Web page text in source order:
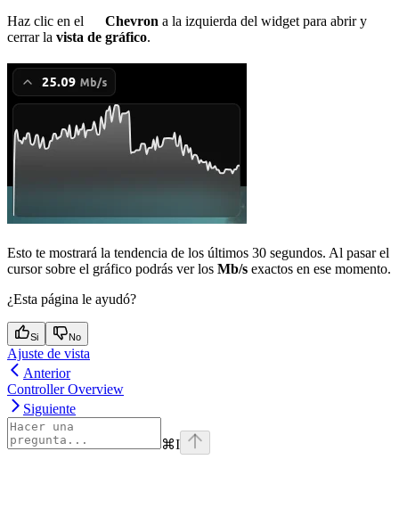
Haz clic en el Chevron a la izquierda del widget para abrir y
cerrar la vista de gráfico.
Esto te mostrará la tendencia de los últimos 30 segundos. Al pasar el
cursor sobre el gráfico podrás ver los Mb/s exactos en ese momento.
¿Esta página le ayudó?
Si No
Ajuste de vista
Anterior
Controller Overview
Siguiente
⌘I